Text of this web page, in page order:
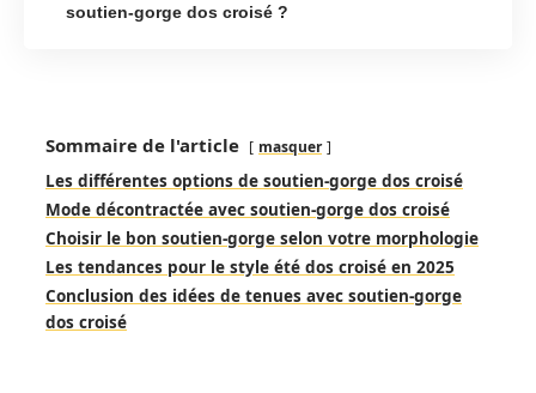
soutien-gorge dos croisé ?
Sommaire de l'article masquer
Les différentes options de soutien-gorge dos croisé
Mode décontractée avec soutien-gorge dos croisé
Choisir le bon soutien-gorge selon votre morphologie
Les tendances pour le style été dos croisé en 2025
Conclusion des idées de tenues avec soutien-gorge
dos croisé